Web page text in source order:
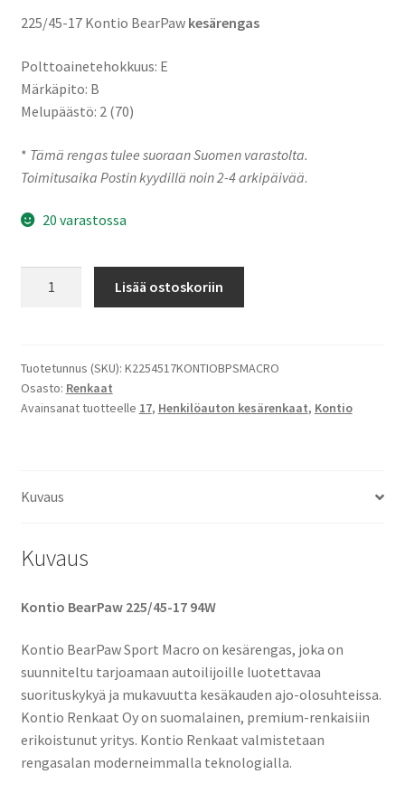
225/45-17 Kontio BearPaw kesärengas
Polttoainetehokkuus: E
Märkäpito: B
Melupäästö: 2 (70)
* Tämä rengas tulee suoraan Suomen varastolta.
Toimitusaika Postin kyydillä noin 2-4 arkipäivää.
20 varastossa
BearPaw
määrä
Lisää ostoskoriin
Tuotetunnus (SKU): K2254517KONTIOBPSMACRO
Osasto: Renkaat
Avainsanat tuotteelle 17, Henkilöauton kesärenkaat, Kontio
Kuvaus
Kuvaus
Kontio BearPaw 225/45-17 94W
Kontio BearPaw Sport Macro on kesärengas, joka on
suunniteltu tarjoamaan autoilijoille luotettavaa
suorituskykyä ja mukavuutta kesäkauden ajo-olosuhteissa.
Kontio Renkaat Oy on suomalainen, premium-renkaisiin
erikoistunut yritys. Kontio Renkaat valmistetaan
rengasalan moderneimmalla teknologialla.